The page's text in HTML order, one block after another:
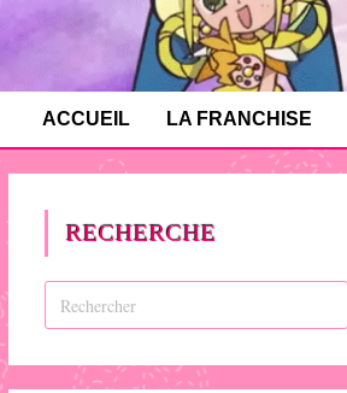
ACCUEIL LA FRANCHISE
RECHERCHE